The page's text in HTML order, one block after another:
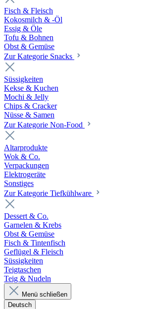
Fisch & Fleisch
Kokosmilch & -Öl
Essig & Öle
Tofu & Bohnen
Obst & Gemüse
Zur Kategorie Snacks
Süssigkeiten
Kekse & Kuchen
Mochi & Jelly
Chips & Cracker
Nüsse & Samen
Zur Kategorie Non-Food
Altarprodukte
Wok & Co.
Verpackungen
Elektrogeräte
Sonstiges
Zur Kategorie Tiefkühlware
Dessert & Co.
Garnelen & Krebs
Obst & Gemüse
Fisch & Tintenfisch
Geflügel & Fleisch
Süssigkeiten
Teigtaschen
Teig & Nudeln
Menü schließen
Deutsch